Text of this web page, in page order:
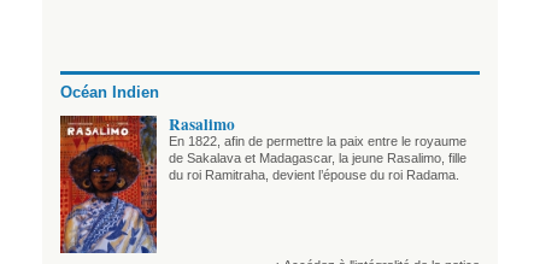
Océan Indien
Rasalimo
En 1822, afin de permettre la paix entre le royaume
de Sakalava et Madagascar, la jeune Rasalimo, fille
du roi Ramitraha, devient l’épouse du roi Radama.